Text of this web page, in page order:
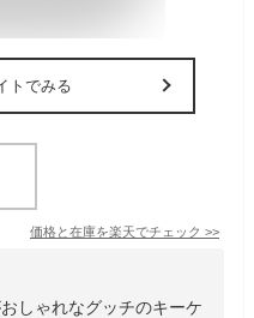
トでみる
価格と在庫を楽天でチェック >>
しゃれなグッチのキーケ